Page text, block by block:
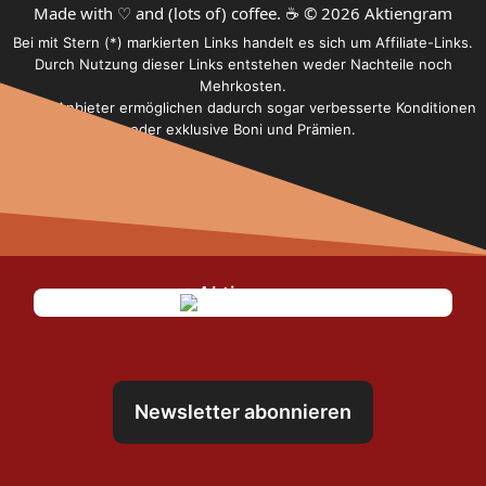
Made with ♡ and (lots of) coffee. ☕️ © 2026 Aktiengram
Bei mit Stern (*) markierten Links handelt es sich um Affiliate-Links.
Durch Nutzung dieser Links entstehen weder Nachteile noch
Mehrkosten.
Einige Anbieter ermöglichen dadurch sogar verbesserte Konditionen
oder exklusive Boni und Prämien.
Newsletter abonnieren